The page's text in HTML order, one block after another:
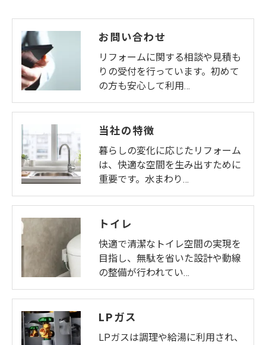
お問い合わせ
リフォームに関する相談や見積も
りの受付を行っています。初めて
の方も安心して利用…
当社の特徴
暮らしの変化に応じたリフォーム
は、快適な空間を生み出すために
重要です。水まわり…
トイレ
快適で清潔なトイレ空間の実現を
目指し、無駄を省いた設計や動線
の整備が行われてい…
LPガス
LPガスは調理や給湯に利用され、